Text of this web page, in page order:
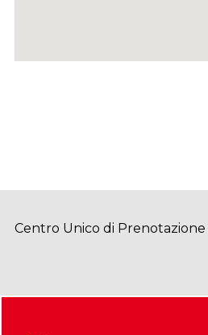
Centro Unico di Prenotazione